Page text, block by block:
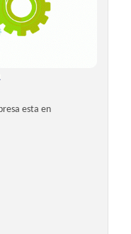
esta en